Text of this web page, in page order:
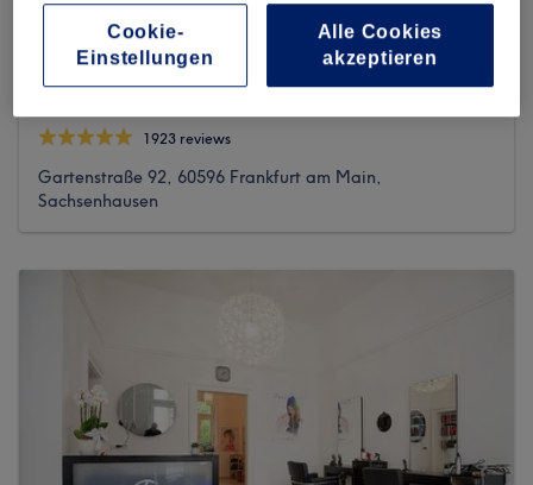
1923 reviews
Gartenstraße 92, 60596 Frankfurt am Main,
Sachsenhausen
Cookie-
Einstellungen
Alle Cookies
akzeptieren